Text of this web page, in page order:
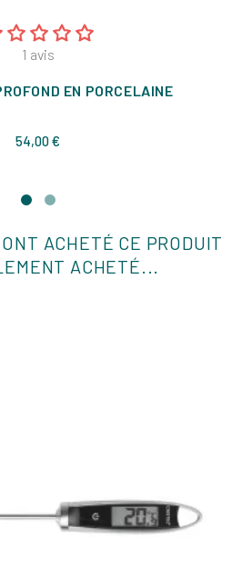
1 avis
EN PORCELAINE
54,00 €
ACHETÉ CE PRODUIT
ACHETÉ...